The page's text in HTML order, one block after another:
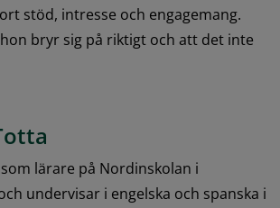
stöd, intresse och engagemang.
bryr sig på riktigt och att det inte
lärare på Nordinskolan i
undervisar i engelska och spanska i